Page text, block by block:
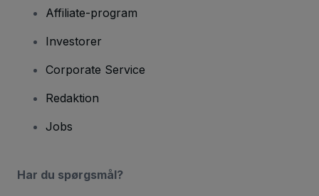
Affiliate-program
Investorer
Corporate Service
Redaktion
Jobs
Har du spørgsmål?